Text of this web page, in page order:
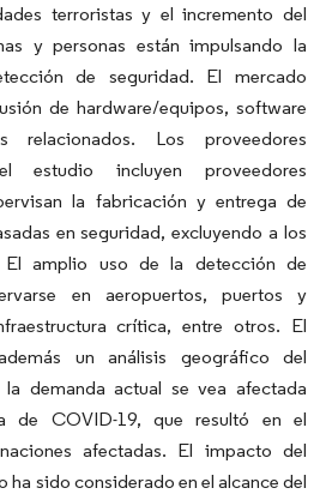
terroristas y el incremento del
y personas están impulsando la
de seguridad. El mercado
de hardware/equipos, software
relacionados. Los proveedores
estudio incluyen proveedores
la fabricación y entrega de
en seguridad, excluyendo a los
El amplio uso de la detección de
en aeropuertos, puertos y
crítica, entre otros. El
un análisis geográfico del
demanda actual se vea afectada
de COVID-19, que resultó en el
afectadas. El impacto del
ha sido considerado en el alcance del